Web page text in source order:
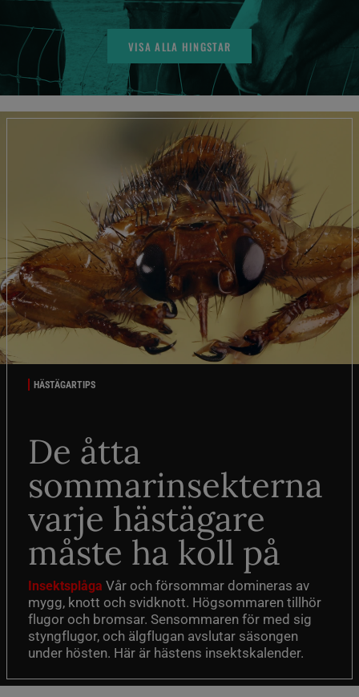
VISA ALLA HINGSTAR
HÄSTÄGARTIPS
De åtta
sommarinsekterna
varje hästägare
måste ha koll på
Insektsplåga Vår och försommar domineras av
mygg, knott och svidknott. Högsommaren tillhör
flugor och bromsar. Sensommaren för med sig
styngflugor, och älgflugan avslutar säsongen
under hösten. Här är hästens insektskalender.